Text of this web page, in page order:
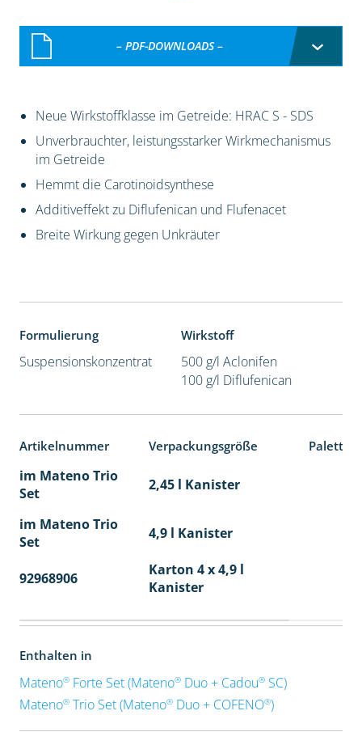
– PDF-DOWNLOADS –
Neue Wirkstoffklasse im Getreide: HRAC S - SDS
Unverbrauchter, leistungsstarker Wirkmechanismus
im Getreide
Hemmt die Carotinoidsynthese
Additiveffekt zu Diflufenican und Flufenacet
Breite Wirkung gegen Unkräuter
Formulierung
Suspensionskonzentrat
Wirkstoff
500 g/l Aclonifen
100 g/l Diflufenican
Artikelnummer Verpackungsgröße
im Mateno Trio
Set
2,45 l Kanister
im Mateno Trio
Set
4,9 l Kanister
92968906
Karton 4 x 4,9 l
Kanister
Enthalten in
Mateno®Forte Set (Mateno®Duo + Cadou®SC)
Mateno®Trio Set (Mateno®Duo + COFENO®)